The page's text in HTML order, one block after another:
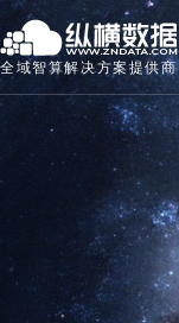
全域智算解决方案提供商